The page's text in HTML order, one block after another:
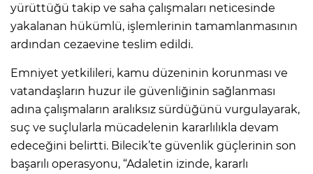
yürüttüğü takip ve saha çalışmaları neticesinde
yakalanan hükümlü, işlemlerinin tamamlanmasının
ardından cezaevine teslim edildi.
Emniyet yetkilileri, kamu düzeninin korunması ve
vatandaşların huzur ile güvenliğinin sağlanması
adına çalışmaların aralıksız sürdüğünü vurgulayarak,
suç ve suçlularla mücadelenin kararlılıkla devam
edeceğini belirtti. Bilecik’te güvenlik güçlerinin son
başarılı operasyonu, “Adaletin izinde, kararlı